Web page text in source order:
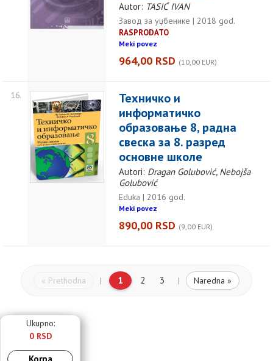
Autor: TASIĆ IVAN
Завод за уџбенике | 2018 god.
RASPRODATO
Meki povez
964,00 RSD (10,00 EUR)
16.
Техничко и
информатичко
образовање 8, радна
свеска за 8. разред
основне школе
Autori: Dragan Golubović, Nebojša
Golubović
Eduka | 2016 god.
Meki povez
890,00 RSD (9,00 EUR)
« Prethodna | 1 2 3 | Naredna »
Ukupno:
0 RSD